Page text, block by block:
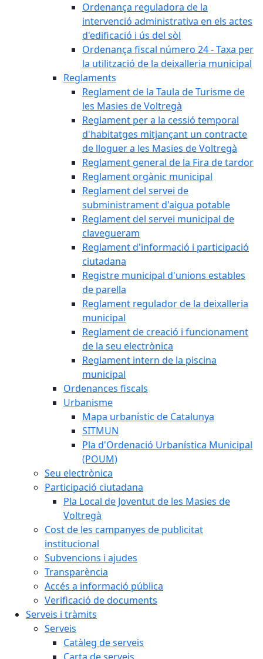
Ordenança reguladora de la
intervenció administrativa en els actes
d'edificació i ús del sòl
Ordenança fiscal número 24 - Taxa per
la utilització de la deixalleria municipal
Reglaments
Reglament de la Taula de Turisme de
les Masies de Voltregà
Reglament per a la cessió temporal
d'habitatges mitjançant un contracte
de lloguer a les Masies de Voltregà
Reglament general de la Fira de tardor
Reglament orgànic municipal
Reglament del servei de
subministrament d'aigua potable
Reglament del servei municipal de
clavegueram
Reglament d'informació i participació
ciutadana
Registre municipal d'unions estables
de parella
Reglament regulador de la deixalleria
municipal
Reglament de creació i funcionament
de la seu electrònica
Reglament intern de la piscina
municipal
Ordenances fiscals
Urbanisme
Mapa urbanístic de Catalunya
SITMUN
Pla d'Ordenació Urbanística Municipal
(POUM)
Seu electrònica
Participació ciutadana
Pla Local de Joventut de les Masies de
Voltregà
Cost de les campanyes de publicitat
institucional
Subvencions i ajudes
Transparència
Accés a informació pública
Verificació de documents
Serveis i tràmits
Serveis
Catàleg de serveis